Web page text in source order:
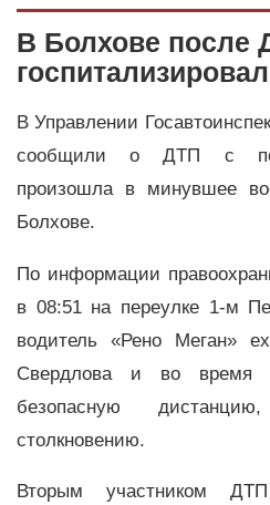
В Болхове после
В Управлении
сообщили о ДТП с
произошла в минувшее
Болхове.
По информации
в 08:51 на переулке 1-м
водитель «Рено Меган»
Свердлова и во время
безопасную
столкновению.
Вторым участником